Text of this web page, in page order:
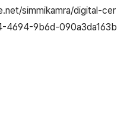
simmikamra/digital-cer
4694-9b6d-090a3da163b